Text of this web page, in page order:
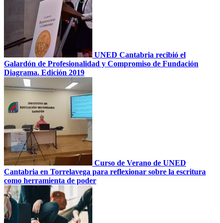
UNED Cantabria recibió el
Galardón de Profesionalidad y Compromiso de Fundación
Diagrama. Edición 2019
Curso de Verano de UNED
Cantabria en Torrelavega para reflexionar sobre la escritura
como herramienta de poder